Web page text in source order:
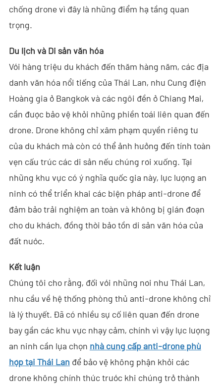
- Tin tức công ty
- Blog
- Video
Hỗ trợ
- C-UAS Tất cả-trong-Một Cầm Tay
- Sample Promotion Program
Về Chúng Tôi
Liên Hệ
Reseller
- ES
chống drone vì đây là những điểm hạ tầng quan
trọng.
Du lịch và Di sản văn hóa
Với hàng triệu du khách đến thăm hàng năm, các địa
danh văn hóa nổi tiếng của Thái Lan, như Cung điện
Hoàng gia ở Bangkok và các ngôi đền ở Chiang Mai,
cần được bảo vệ khỏi những phiền toái liên quan đến
drone. Drone không chỉ xâm phạm quyền riêng tư
của du khách mà còn có thể ảnh hưởng đến tính toàn
vẹn cấu trúc các di sản nếu chúng rơi xuống. Tại
những khu vực có ý nghĩa quốc gia này, lực lượng an
ninh có thể triển khai các biện pháp anti-drone để
đảm bảo trải nghiệm an toàn và không bị gián đoạn
cho du khách, đồng thời bảo tồn di sản văn hóa của
đất nước.
Kết luận
Chúng tôi cho rằng, đối với những nơi như Thái Lan,
nhu cầu về hệ thống phòng thủ anti-drone không chỉ
là lý thuyết. Đã có nhiều sự cố liên quan đến drone
bay gần các khu vực nhạy cảm, chính vì vậy lực lượng
an ninh cần lựa chọn nhà cung cấp anti-drone phù
hợp tại Thái Lan để bảo vệ không phận khỏi các
drone không chính thức trước khi chúng trở thành